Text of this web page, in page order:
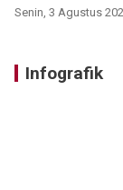
Senin, 3 Agustus
Infografik